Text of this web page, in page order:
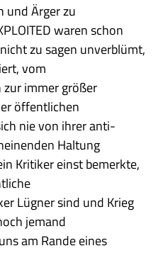
und Ärger zu
waren schon
zu sagen unverblümt,
vom
zur immer größer
öffentlichen
nie von ihrer anti-
Haltung
Kritiker einst bemerkte,
Lügner sind und Krieg
jemand
am Rande eines